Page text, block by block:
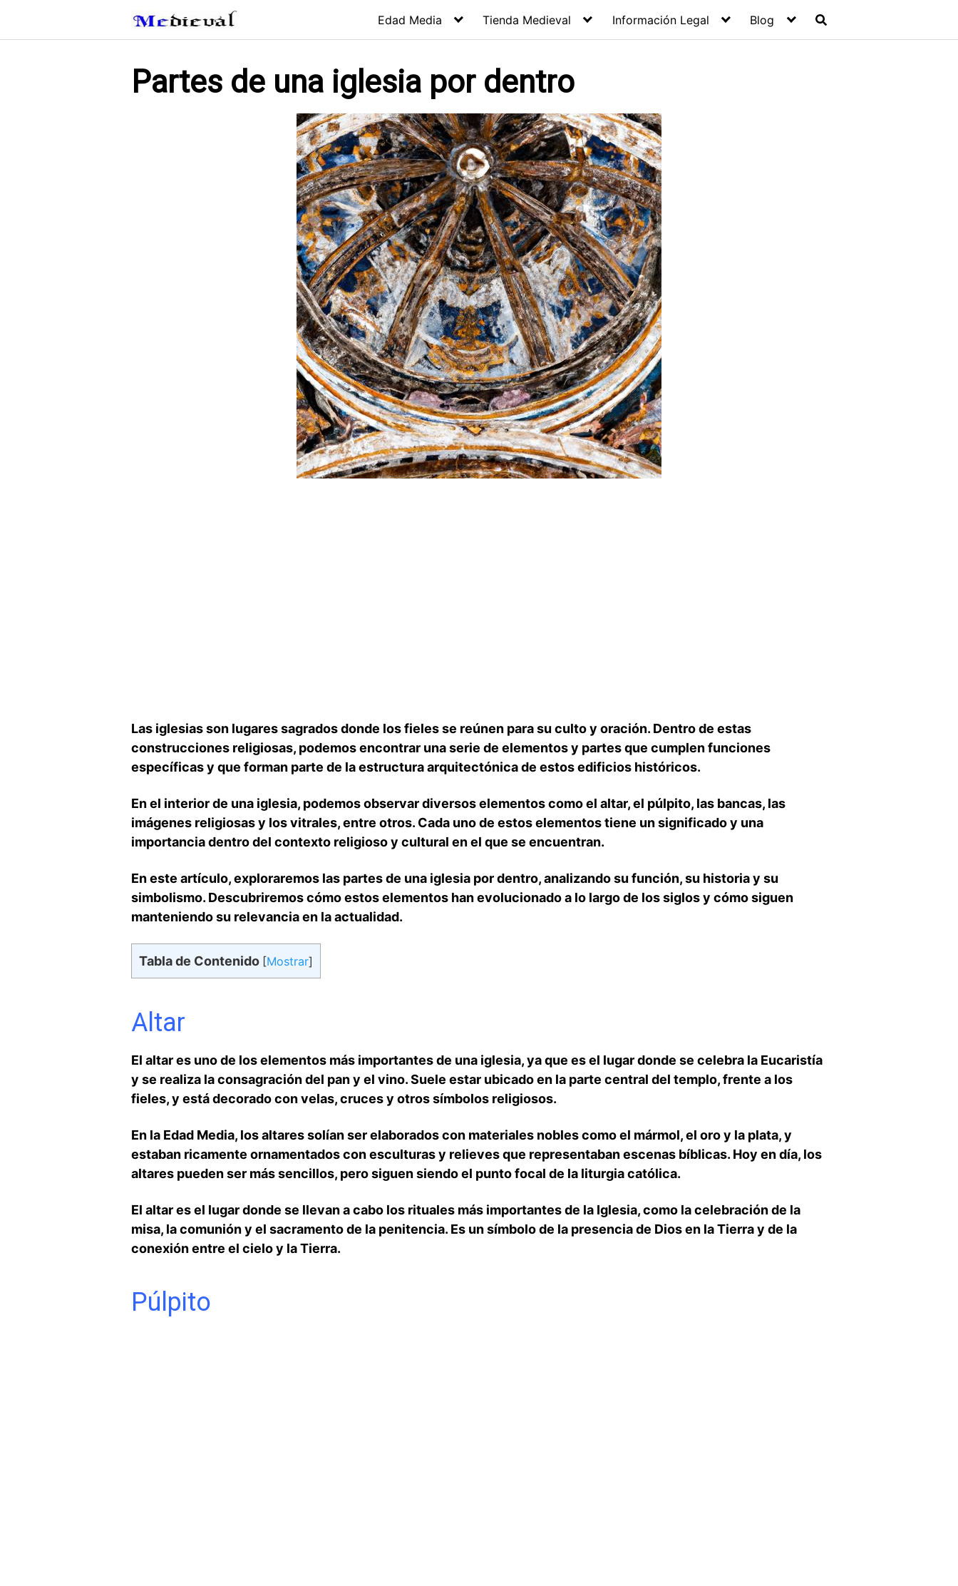
contenido
Edad Media Tienda Medieval Información Legal Blog
Partes de una iglesia por dentro
Las iglesias son lugares sagrados donde los fieles se​ reúnen para su culto y oración. Dentro de estas
construcciones religiosas, podemos encontrar una serie de elementos ⁣y partes que cumplen funciones
específicas y que forman parte⁢ de la estructura ⁣arquitectónica de estos edificios históricos.
En el interior de una iglesia, podemos observar diversos elementos ⁤como el altar, el púlpito, las bancas, las
imágenes religiosas y los vitrales, entre otros. Cada⁢ uno ⁢de⁢ estos elementos tiene un significado y ⁢una
importancia dentro del contexto religioso y cultural en el ⁢que se encuentran.
En este artículo, exploraremos las partes de ‌una iglesia ‌por⁣ dentro, analizando su función,‌ su historia y su
simbolismo. Descubriremos cómo estos elementos han evolucionado⁢ a lo largo de los siglos y cómo siguen
manteniendo su relevancia en la actualidad.
Tabla de Contenido [Mostrar]
Altar
El altar es uno de los elementos más importantes de una iglesia, ya que es el lugar donde se celebra la Eucaristía
y se realiza la consagración del ​pan y el vino. Suele estar ubicado en la parte central del templo, frente a los
fieles, y está decorado con velas, cruces y otros símbolos religiosos.
En ⁤la Edad Media,⁤ los altares solían ser elaborados con materiales nobles como‌ el mármol, el oro y la plata, y
estaban ricamente ornamentados con esculturas y⁤ relieves ⁣que representaban escenas bíblicas. Hoy en día, los
altares ⁢pueden ser más sencillos, pero siguen siendo el punto focal de la liturgia católica.
El altar es el lugar donde se llevan a cabo los rituales más importantes de la Iglesia, como la celebración de la
misa, la comunión ⁤y el sacramento de la penitencia. Es un símbolo de ⁣la presencia de Dios en la Tierra y de la
conexión entre el cielo y la Tierra.
Púlpito